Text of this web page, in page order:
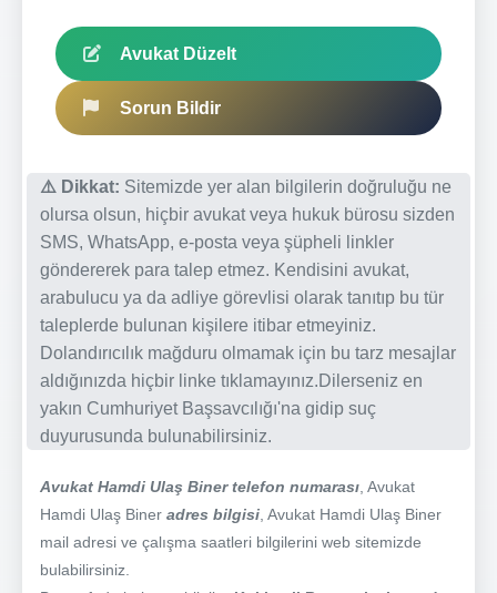
Avukat Düzelt
Sorun Bildir
⚠️ Dikkat: Sitemizde yer alan bilgilerin doğruluğu ne
olursa olsun, hiçbir avukat veya hukuk bürosu sizden
SMS, WhatsApp, e-posta veya şüpheli linkler
göndererek para talep etmez. Kendisini avukat,
arabulucu ya da adliye görevlisi olarak tanıtıp bu tür
taleplerde bulunan kişilere itibar etmeyiniz.
Dolandırıcılık mağduru olmamak için bu tarz mesajlar
aldığınızda hiçbir linke tıklamayınız.Dilerseniz en
yakın Cumhuriyet Başsavcılığı'na gidip suç
duyurusunda bulunabilirsiniz.
Avukat Hamdi Ulaş Biner telefon numarası , Avukat
Hamdi Ulaş Biner adres bilgisi , Avukat Hamdi Ulaş Biner
mail adresi ve çalışma saatleri bilgilerini web sitemizde
bulabilirsiniz.